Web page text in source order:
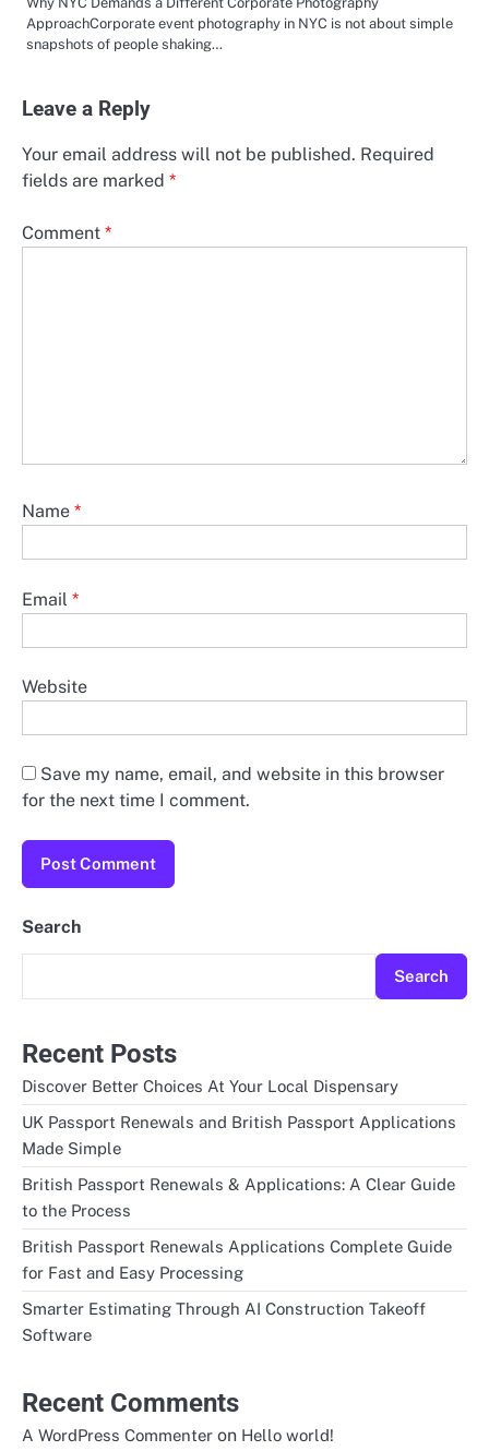
ApproachCorporate event photography in NYC is not about simple
snapshots of people shaking…
Leave a Reply
Your email address will not be published. Required
fields are marked *
Comment *
Name *
Email *
Website
Save my name, email, and website in this browser
for the next time I comment.
Search
Search
Recent Posts
Discover Better Choices At Your Local Dispensary
UK Passport Renewals and British Passport Applications
Made Simple
British Passport Renewals & Applications: A Clear Guide
to the Process
British Passport Renewals Applications Complete Guide
for Fast and Easy Processing
Smarter Estimating Through AI Construction Takeoff
Software
Recent Comments
A WordPress Commenter on Hello world!